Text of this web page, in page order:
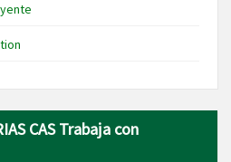
CAS Trabaja con